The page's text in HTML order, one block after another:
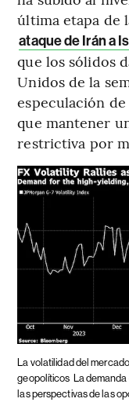
última etapa de
ataque de Irán a
que los sólidos
Unidos de la
especulación
que mantener
restrictiva por
La volatilidad del
geopolíticos La
las perspectivas de las